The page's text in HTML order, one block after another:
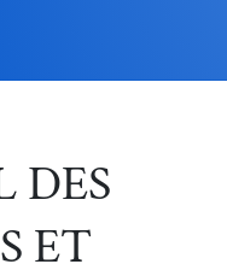
DES
ET